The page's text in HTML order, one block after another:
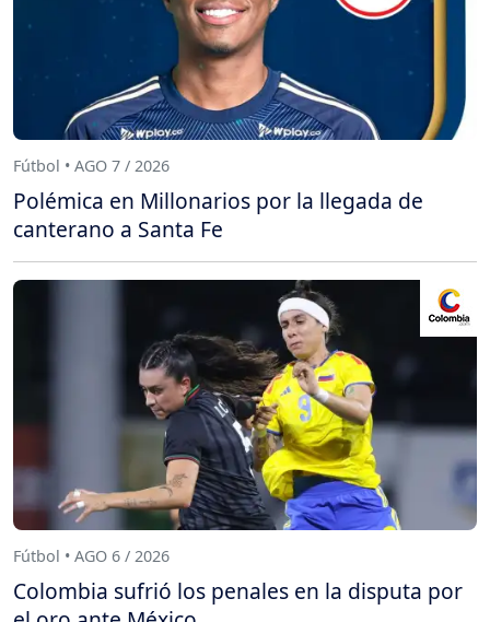
Fútbol • AGO 7 / 2026
Polémica en Millonarios por la llegada de
canterano a Santa Fe
Fútbol • AGO 6 / 2026
Colombia sufrió los penales en la disputa por